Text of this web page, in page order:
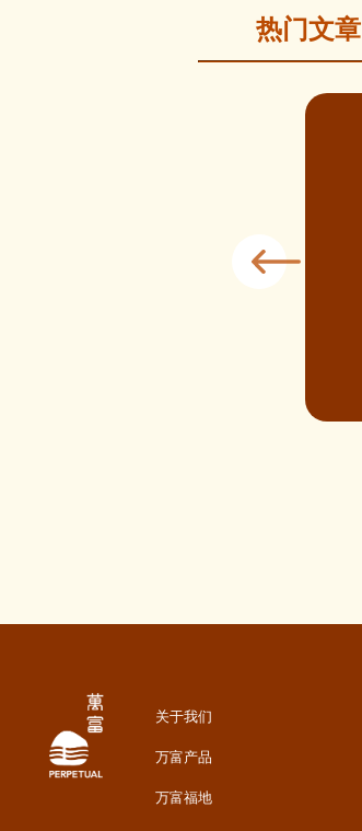
热门文章
八，在佛教中被称为佛陀成道日，
关于我们
万富产品
万富福地